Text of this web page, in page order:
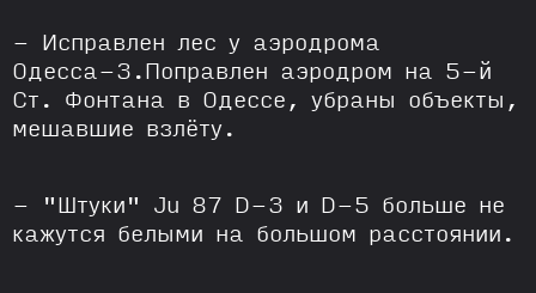
- Исправлен лес у аэродрома
Одесса-3.Поправлен аэродром на 5-й
Ст. Фонтана в Одессе, убраны объекты,
мешавшие взлёту.
- "Штуки" Ju 87 D-3 и D-5 больше не
кажутся белыми на большом расстоянии.